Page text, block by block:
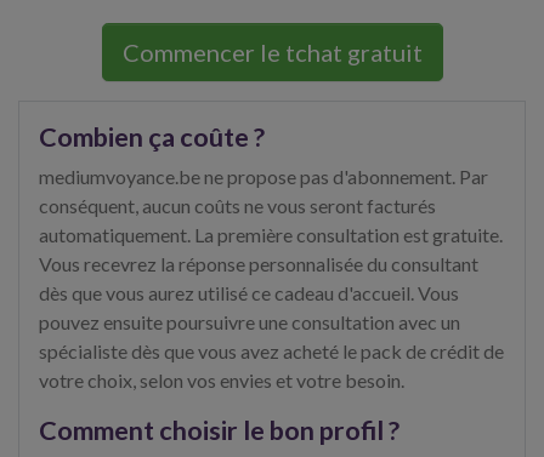
Commencer le tchat gratuit
Combien ça coûte ?
mediumvoyance.be ne propose pas d'abonnement. Par
conséquent, aucun coûts ne vous seront facturés
automatiquement. La première consultation est gratuite.
Vous recevrez la réponse personnalisée du consultant
dès que vous aurez utilisé ce cadeau d'accueil. Vous
pouvez ensuite poursuivre une consultation avec un
spécialiste dès que vous avez acheté le pack de crédit de
votre choix, selon vos envies et votre besoin.
Comment choisir le bon profil ?